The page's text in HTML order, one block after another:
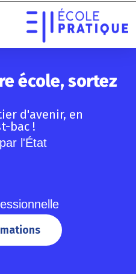
école, sortez
d'avenir, en
bac !
l'État